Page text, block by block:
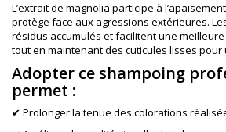
L’extrait de magnolia participe à
protège face aux agressions extérieures.
résidus accumulés et facilitent une
tout en maintenant des cuticules lisses
Adopter ce shampoing
permet :
✔ Prolonger la tenue des colorations